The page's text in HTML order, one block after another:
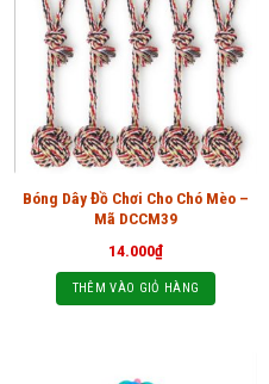
Bóng Dây Đồ Chơi Cho Chó Mèo –
Mã DCCM39
14.000₫
THÊM VÀO GIỎ HÀNG